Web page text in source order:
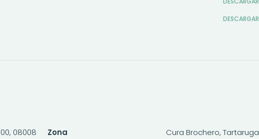
DESCARGAR
08008
Zona Cura Brochero, Tartaruga